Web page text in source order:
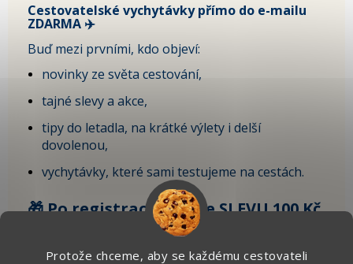
Protože chceme, aby se každému cestovateli
Cestovatelské vychytávky přímo do e-mailu
ZDARMA ✈️
Buď mezi prvními, kdo objeví:
novinky ze světa cestování,
tajné slevy a akce,
tipy do letadla, na krátké výlety i delší
dovolenou,
vychytávky, které sami testujeme na cestách.
🎁 Po registraci získáte SLEVU 100 Kč
na první objednávku.